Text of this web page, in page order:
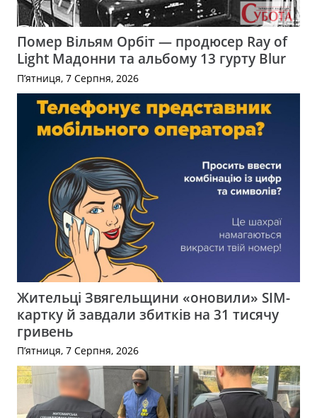
Помер Вільям Орбіт — продюсер Ray of
Light Мадонни та альбому 13 гурту Blur
П’ятниця, 7 Серпня, 2026
Жительці Звягельщини «оновили» SIM-
картку й завдали збитків на 31 тисячу
гривень
П’ятниця, 7 Серпня, 2026